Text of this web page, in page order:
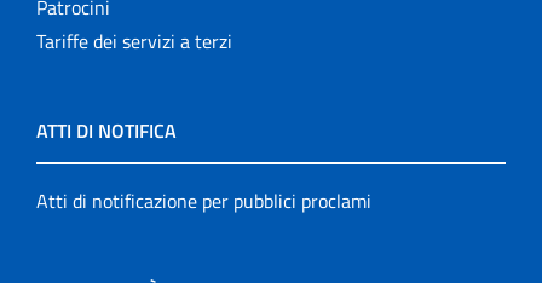
Patrocini
Tariffe dei servizi a terzi
ATTI DI NOTIFICA
Atti di notificazione per pubblici proclami